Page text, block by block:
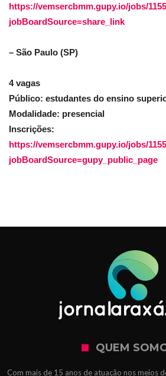
https://vemsercbmm.gupy.io/jobs/
jobBoardSource=share_link
– São Paulo (SP)
4 vagas
Público: estudantes do ensino
Modalidade: presencial
Inscrições:
https://vemsercbmm.gupy.io/jobs/
jobBoardSource=gupy_public_page
QUEM
Com mais de 15 anos de atuação nos meios